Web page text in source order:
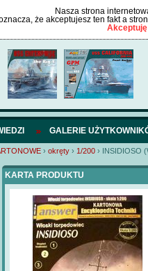
Nasza strona
że akceptujesz ten fakt a
GALERIE
› okręty › 1/200 › INSIDIOSO
KARTA PRODUKTU